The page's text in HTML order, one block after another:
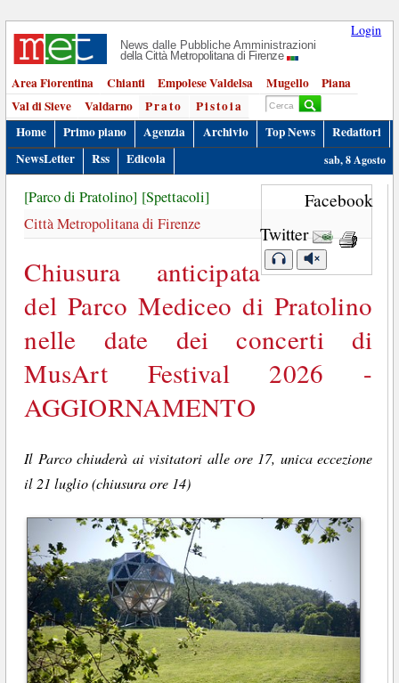
Login
News dalle Pubbliche Amministrazioni
della Città Metropolitana di Firenze
Area Fiorentina Chianti Empolese Valdelsa Mugello
Piana
Val di Sieve
Valdarno Prato
Pistoia
Home
Primo piano Agenzia Archivio Top News
Redattori
NewsLetter
Rss Edicola sab, 8 Agosto
Facebook
Twitter
[Parco di Pratolino] [Spettacoli]
Città Metropolitana di Firenze
Chiusura anticipata
del Parco Mediceo di Pratolino
nelle date dei concerti di
MusArt Festival 2026 -
AGGIORNAMENTO
Il Parco chiuderà ai visitatori alle ore 17, unica eccezione
il 21 luglio (chiusura ore 14)